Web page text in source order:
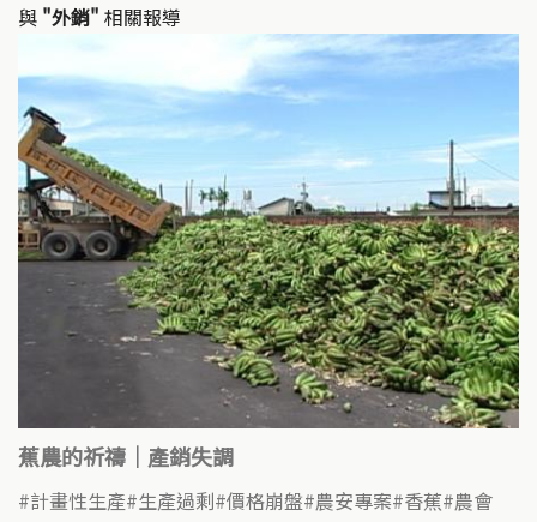
與 "外銷" 相關報導
蕉農的祈禱｜產銷失調
計畫性生產 生產過剩 價格崩盤 農安專案 香蕉 農會